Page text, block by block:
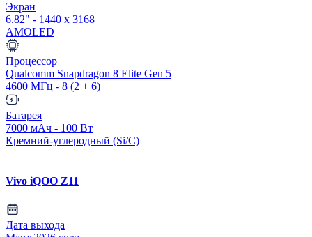
Экран
6.82" - 1440 x 3168
AMOLED
Процессор
Qualcomm Snapdragon 8 Elite Gen 5
4600 МГц - 8 (2 + 6)
Батарея
7000 мАч - 100 Вт
Кремний-углеродный (Si/C)
Vivo iQOO Z11
Дата выхода